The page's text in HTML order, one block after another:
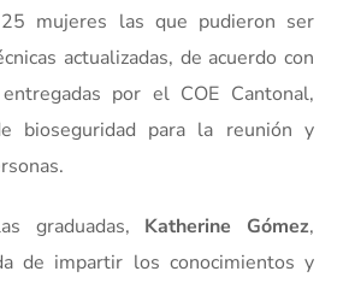
mujeres las que pudieron ser
actualizadas, de acuerdo con
por el COE Cantonal,
bioseguridad para la reunión y
graduadas, Katherine Gómez,
de impartir los conocimientos y